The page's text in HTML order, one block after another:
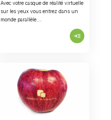
Avec votre casque de réalité virtuelle
sur les yeux vous entrez dans un
monde parallèle….
read_more